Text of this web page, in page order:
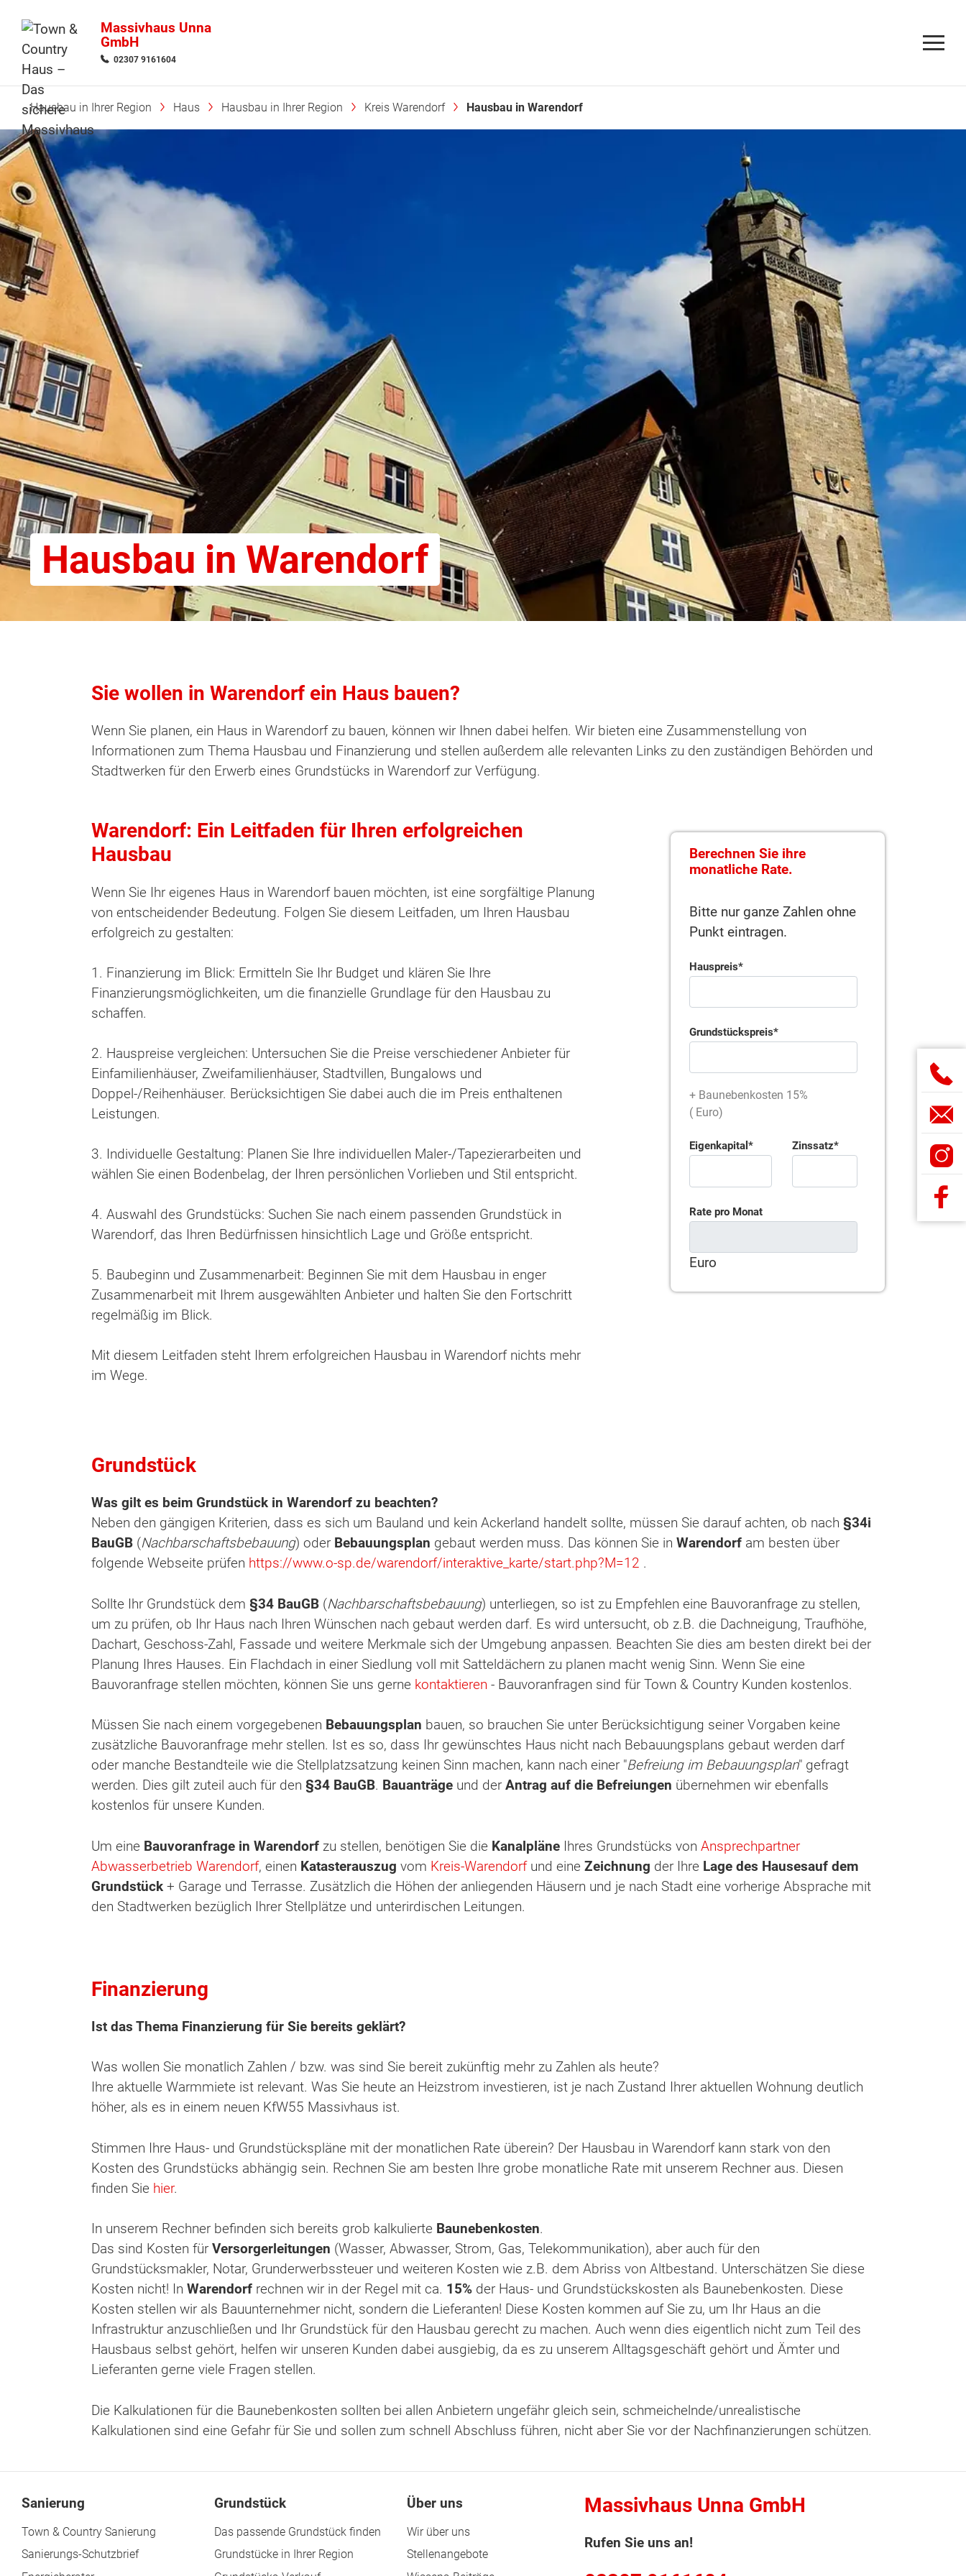
Massivhaus Unna
GmbH
02307 9161604
Hausbau in Ihrer Region Haus Hausbau in Ihrer Region Kreis Warendorf Hausbau in Warendorf
Hausbau in Warendorf
Sie wollen in Warendorf ein Haus bauen?
Wenn Sie planen, ein Haus in Warendorf zu bauen, können wir Ihnen dabei helfen. Wir bieten eine Zusammenstellung von
Informationen zum Thema Hausbau und Finanzierung und stellen außerdem alle relevanten Links zu den zuständigen Behörden und
Stadtwerken für den Erwerb eines Grundstücks in Warendorf zur Verfügung.
Warendorf: Ein Leitfaden für Ihren erfolgreichen
Hausbau
Wenn Sie Ihr eigenes Haus in Warendorf bauen möchten, ist eine sorgfältige Planung
von entscheidender Bedeutung. Folgen Sie diesem Leitfaden, um Ihren Hausbau
erfolgreich zu gestalten:
1. Finanzierung im Blick: Ermitteln Sie Ihr Budget und klären Sie Ihre
Finanzierungsmöglichkeiten, um die finanzielle Grundlage für den Hausbau zu
schaffen.
2. Hauspreise vergleichen: Untersuchen Sie die Preise verschiedener Anbieter für
Einfamilienhäuser, Zweifamilienhäuser, Stadtvillen, Bungalows und
Doppel-/Reihenhäuser. Berücksichtigen Sie dabei auch die im Preis enthaltenen
Leistungen.
3. Individuelle Gestaltung: Planen Sie Ihre individuellen Maler-/Tapezierarbeiten und
wählen Sie einen Bodenbelag, der Ihren persönlichen Vorlieben und Stil entspricht.
4. Auswahl des Grundstücks: Suchen Sie nach einem passenden Grundstück in
Warendorf, das Ihren Bedürfnissen hinsichtlich Lage und Größe entspricht.
5. Baubeginn und Zusammenarbeit: Beginnen Sie mit dem Hausbau in enger
Zusammenarbeit mit Ihrem ausgewählten Anbieter und halten Sie den Fortschritt
regelmäßig im Blick.
Mit diesem Leitfaden steht Ihrem erfolgreichen Hausbau in Warendorf nichts mehr
im Wege.
Berechnen Sie ihre
monatliche Rate.
Bitte nur ganze Zahlen ohne
Punkt eintragen.
Hauspreis
Grundstückspreis
+ Baunebenkosten 15%
(Euro)
Eigenkapital Zinssatz
Rate pro Monat
Euro
Grundstück
Was gilt es beim Grundstück in Warendorf zu beachten?
Neben den gängigen Kriterien, dass es sich um Bauland und kein Ackerland handelt sollte, müssen Sie darauf achten, ob nach §34i
BauGB (Nachbarschaftsbebauung) oder Bebauungsplan gebaut werden muss. Das können Sie in Warendorf am besten über
folgende Webseite prüfen https://www.o-sp.de/warendorf/interaktive_karte/start.php?M=12 .
Sollte Ihr Grundstück dem §34 BauGB (Nachbarschaftsbebauung) unterliegen, so ist zu Empfehlen eine Bauvoranfrage zu stellen,
um zu prüfen, ob Ihr Haus nach Ihren Wünschen nach gebaut werden darf. Es wird untersucht, ob z.B. die Dachneigung, Traufhöhe,
Dachart, Geschoss-Zahl, Fassade und weitere Merkmale sich der Umgebung anpassen. Beachten Sie dies am besten direkt bei der
Planung Ihres Hauses. Ein Flachdach in einer Siedlung voll mit Satteldächern zu planen macht wenig Sinn. Wenn Sie eine
Bauvoranfrage stellen möchten, können Sie uns gerne kontaktieren - Bauvoranfragen sind für Town & Country Kunden kostenlos.
Müssen Sie nach einem vorgegebenen Bebauungsplan bauen, so brauchen Sie unter Berücksichtigung seiner Vorgaben keine
zusätzliche Bauvoranfrage mehr stellen. Ist es so, dass Ihr gewünschtes Haus nicht nach Bebauungsplans gebaut werden darf
oder manche Bestandteile wie die Stellplatzsatzung keinen Sinn machen, kann nach einer "Befreiung im Bebauungsplan" gefragt
werden. Dies gilt zuteil auch für den §34 BauGB. Bauanträge und der Antrag auf die Befreiungen übernehmen wir ebenfalls
kostenlos für unsere Kunden.
Um eine Bauvoranfrage in Warendorf zu stellen, benötigen Sie die Kanalpläne Ihres Grundstücks von Ansprechpartner
Abwasserbetrieb Warendorf, einen Katasterauszug vom Kreis-Warendorfund eine Zeichnung der Ihre Lage des Hausesauf dem
Grundstück + Garage und Terrasse. Zusätzlich die Höhen der anliegenden Häusern und je nach Stadt eine vorherige Absprache mit
den Stadtwerken bezüglich Ihrer Stellplätze und unterirdischen Leitungen.
Finanzierung
Ist das Thema Finanzierung für Sie bereits geklärt?
Was wollen Sie monatlich Zahlen / bzw. was sind Sie bereit zukünftig mehr zu Zahlen als heute?
Ihre aktuelle Warmmiete ist relevant. Was Sie heute an Heizstrom investieren, ist je nach Zustand Ihrer aktuellen Wohnung deutlich
höher, als es in einem neuen KfW55 Massivhaus ist.
Stimmen Ihre Haus- und Grundstückspläne mit der monatlichen Rate überein? Der Hausbau in Warendorf kann stark von den
Kosten des Grundstücks abhängig sein. Rechnen Sie am besten Ihre grobe monatliche Rate mit unserem Rechner aus. Diesen
finden Sie hier.
In unserem Rechner befinden sich bereits grob kalkulierte Baunebenkosten.
Das sind Kosten für Versorgerleitungen (Wasser, Abwasser, Strom, Gas, Telekommunikation), aber auch für den
Grundstücksmakler, Notar, Grunderwerbssteuer und weiteren Kosten wie z.B. dem Abriss von Altbestand. Unterschätzen Sie diese
Kosten nicht! In Warendorf rechnen wir in der Regel mit ca. 15% der Haus- und Grundstückskosten als Baunebenkosten. Diese
Kosten stellen wir als Bauunternehmer nicht, sondern die Lieferanten! Diese Kosten kommen auf Sie zu, um Ihr Haus an die
Infrastruktur anzuschließen und Ihr Grundstück für den Hausbau gerecht zu machen. Auch wenn dies eigentlich nicht zum Teil des
Hausbaus selbst gehört, helfen wir unseren Kunden dabei ausgiebig, da es zu unserem Alltagsgeschäft gehört und Ämter und
Lieferanten gerne viele Fragen stellen.
Die Kalkulationen für die Baunebenkosten sollten bei allen Anbietern ungefähr gleich sein, schmeichelnde/unrealistische
Kalkulationen sind eine Gefahr für Sie und sollen zum schnell Abschluss führen, nicht aber Sie vor der Nachfinanzierungen schützen.
Sanierung
Town & Country Sanierung
Sanierungs-Schutzbrief
Grundstück
Das passende Grundstück finden
Grundstücke in Ihrer Region
Über uns
Wir über uns
Stellenangebote
Massivhaus Unna GmbH
Rufen Sie uns an!